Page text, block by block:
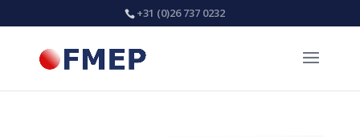
+31 (0)26 737 0232